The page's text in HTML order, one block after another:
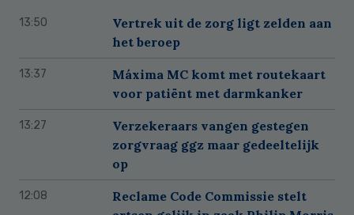
13:50
Vertrek uit de zorg ligt zelden aan
het beroep
13:37
Máxima MC komt met routekaart
voor patiënt met darmkanker
13:27
Verzekeraars vangen gestegen
zorgvraag ggz maar gedeeltelijk
op
12:08
Reclame Code Commissie stelt